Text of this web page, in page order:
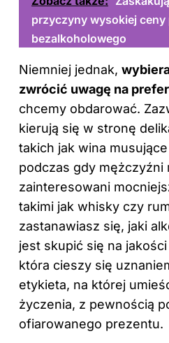
przyczyny wysokiej ceny
bezalkoholowego
Niemniej jednak,
zwrócić uwagę na
chcemy obdarować.
kierują się w stronę
takich jak wina
podczas gdy mężczyźni
zainteresowani
takimi jak whisky czy
zastanawiasz się, jaki
jest skupić się na
która cieszy się
etykieta, na której
życzenia, z pewnością
ofiarowanego prezentu.